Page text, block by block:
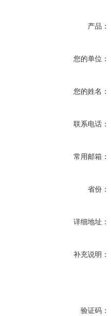
产品：
您的单位：
您的姓名：
联系电话：
常用邮箱：
省份：
详细地址：
补充说明：
验证码：